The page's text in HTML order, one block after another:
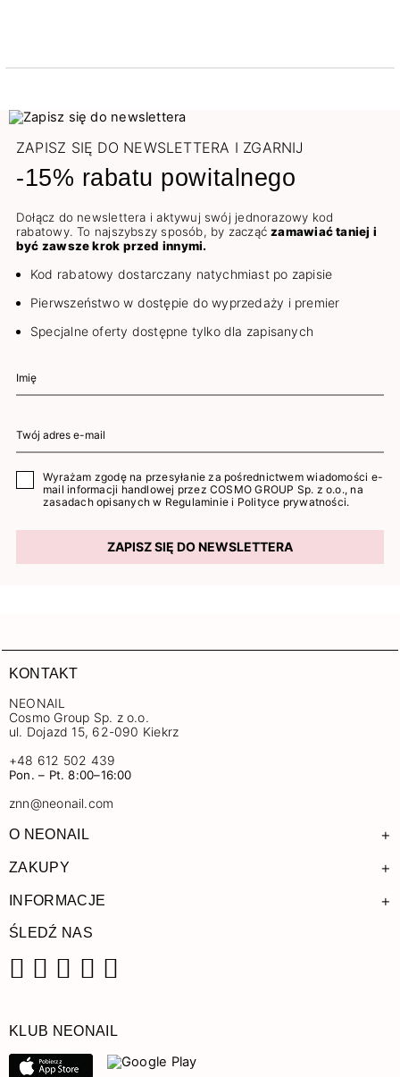
ZAPISZ SIĘ DO NEWSLETTERA I ZGARNIJ
-15% rabatu powitalnego
Dołącz do newslettera i aktywuj swój jednorazowy kod
rabatowy. To najszybszy sposób, by zacząćzamawiać taniej i
być zawsze krok przed innymi.
Kod rabatowy dostarczany natychmiast po zapisie
Pierwszeństwo w dostępie do wyprzedaży i premier
Specjalne oferty dostępne tylko dla zapisanych
Wyrażam zgodę na przesyłanie za pośrednictwem wiadomości e-
mail informacji handlowej przez COSMO GROUP Sp. z o.o., na
zasadach opisanych w Regulaminie i Polityce prywatności.
ZAPISZ SIĘ DO NEWSLETTERA
KONTAKT
NEONAIL
Cosmo Group Sp. z o.o.
ul. Dojazd 15, 62-090 Kiekrz
+48 612 502 439
Pon. – Pt. 8:00–16:00
znn@neonail.com
O NEONAIL +
ZAKUPY +
INFORMACJE +
ŚLEDŹ NAS
KLUB NEONAIL